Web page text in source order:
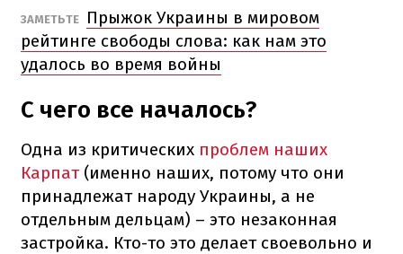
ЗАМЕТЬТЕ
Прыжок Украины в мировом
рейтинге свободы слова: как нам это
удалось во время войны
С чего все началось?
Одна из критических проблем наших
Карпат(именно наших, потому что они
принадлежат народу Украины, а не
отдельным дельцам) – это незаконная
застройка. Кто-то это делает своевольно и